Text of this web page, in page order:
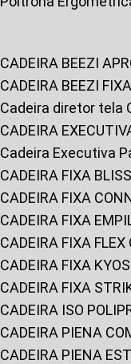
CADEIRA BEEZI
CADEIRA BEEZI
Cadeira diretor tela
CADEIRA
Cadeira Executiva
CADEIRA FIXA
CADEIRA FIXA
CADEIRA FIXA
CADEIRA FIXA
CADEIRA FIXA
CADEIRA FIXA
CADEIRA ISO
CADEIRA PIENA
CADEIRA PIENA